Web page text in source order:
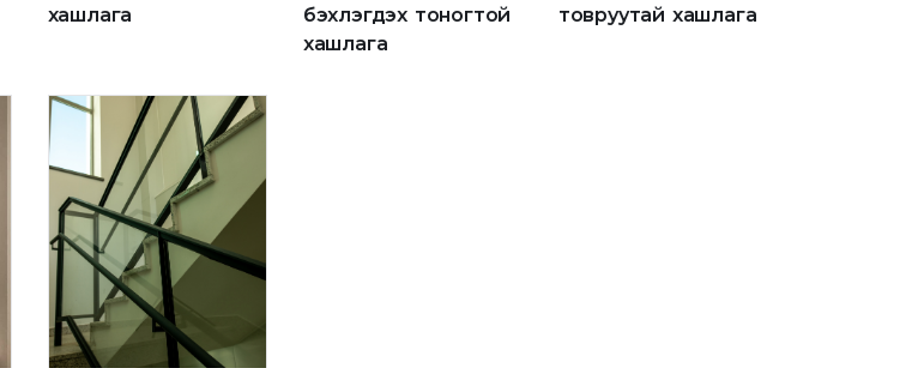
хашлага
бэхлэгдэх тоногтой
хашлага
товруутай хашлага